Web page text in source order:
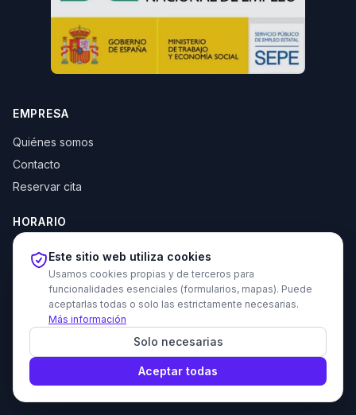
EMPRESA
Quiénes somos
Contacto
Reservar cita
HORARIO
Lun–Jue: 10:00–14:00 y 16:30–20:00
Vie: 10:00–14:00
© 2026 Tecni Estudio. Todos los derechos reservados.
Proyecto recomendado - Haz amigos nuevos gratis
Política de privacidad Política de cookies Aviso legal
Este sitio web utiliza cookies
Usamos cookies propias y de terceros para
funcionalidades esenciales (formularios, mapas). Puede
aceptarlas todas o solo las estrictamente necesarias.
Más información
Solo necesarias
Aceptar todas